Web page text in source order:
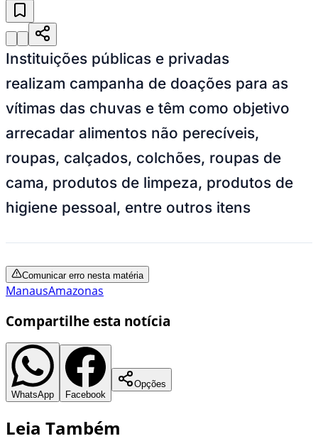
Instituições públicas e privadas
realizam campanha de doações para as
vítimas das chuvas e têm como objetivo
arrecadar alimentos não perecíveis,
roupas, calçados, colchões, roupas de
cama, produtos de limpeza, produtos de
higiene pessoal, entre outros itens
Comunicar erro nesta matéria
ManausAmazonas
Compartilhe esta notícia
WhatsApp Facebook
Opções
Leia Também